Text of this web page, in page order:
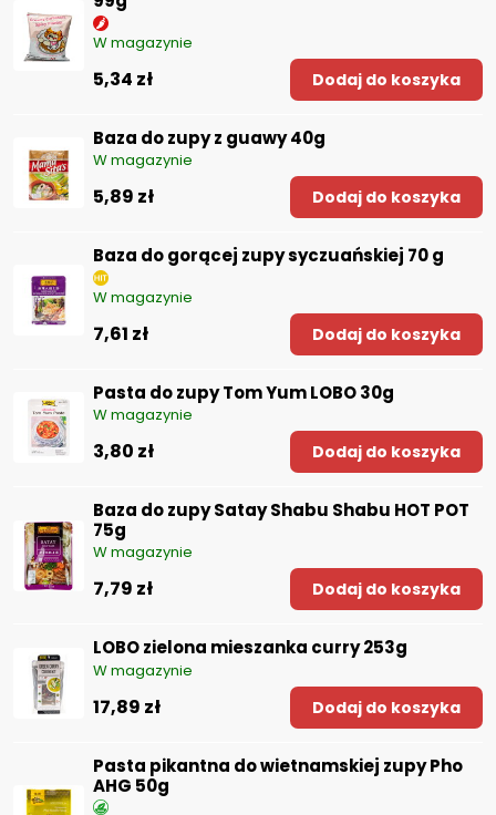
W magazynie
5,34 zł Dodaj do koszyka
Baza do zupy z guawy 40g
W magazynie
5,89 zł Dodaj do koszyka
Baza do gorącej zupy syczuańskiej 70 g
W magazynie
7,61 zł Dodaj do koszyka
Pasta do zupy Tom Yum LOBO 30g
W magazynie
3,80 zł Dodaj do koszyka
Baza do zupy Satay Shabu Shabu HOT POT
75g
W magazynie
7,79 zł Dodaj do koszyka
LOBO zielona mieszanka curry 253g
W magazynie
17,89 zł Dodaj do koszyka
Pasta pikantna do wietnamskiej zupy Pho
AHG 50g